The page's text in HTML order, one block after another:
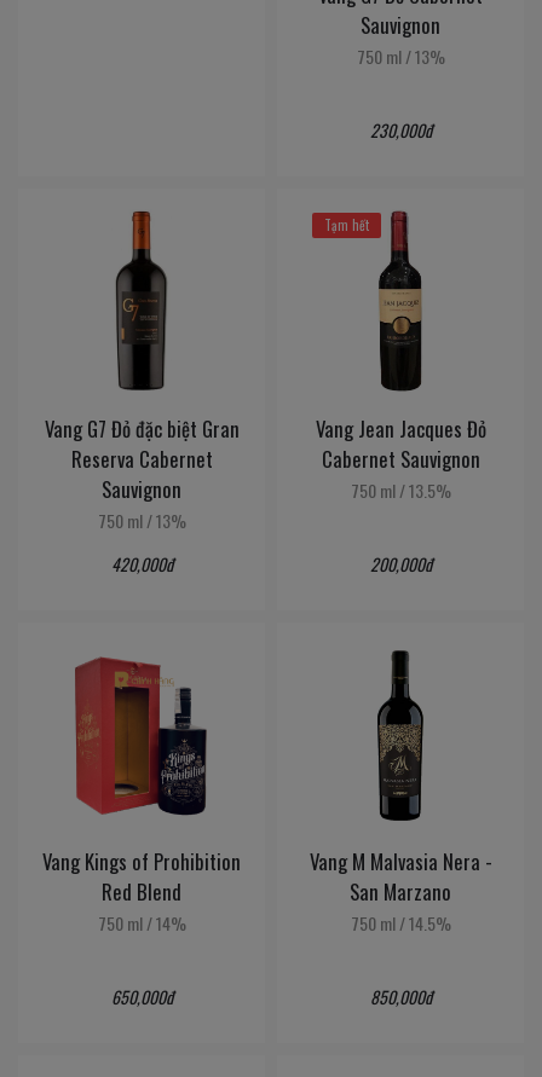
Sauvignon
750 ml /13%
230,000đ
Vang G7 Đỏ đặc biệt Gran
Reserva Cabernet
Sauvignon
750 ml /13%
420,000đ
Tạm hết
Vang Jean Jacques Đỏ
Cabernet Sauvignon
750 ml /13.5%
200,000đ
Vang Kings of Prohibition
Red Blend
750 ml /14%
650,000đ
Vang M Malvasia Nera -
San Marzano
750 ml /14.5%
850,000đ